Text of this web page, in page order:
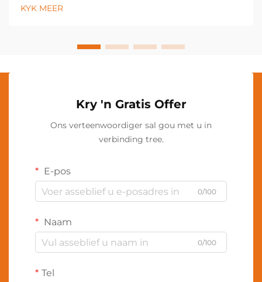
atmosfeer van enige ruimte deur sy energie-
KYK MEER
Kry 'n Gratis Offer
Ons verteenwoordiger sal gou met u in
verbinding tree.
E-pos
0/100
Naam
0/100
Tel